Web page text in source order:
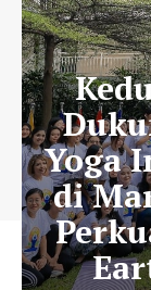
Yoga
di